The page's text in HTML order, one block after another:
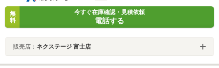
無
料
今すぐ在庫確認・見積依頼
電話する
販売店： ネクステージ 富士店